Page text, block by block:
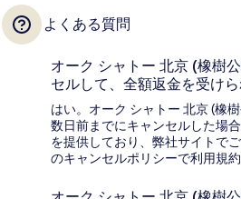
よくある質問
オーク シャトー 北京 (橡樹
セルして、全額返金を受け
はい。オーク シャトー 北京 (橡
数日前までにキャンセルした場
を提供しており、弊社サイトで
のキャンセルポリシーで利用規